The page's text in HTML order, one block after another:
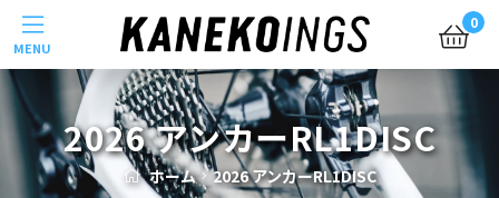
0
Menu
2026 アンカーRL1DISC
ホーム 2026 アンカーRL1DISC